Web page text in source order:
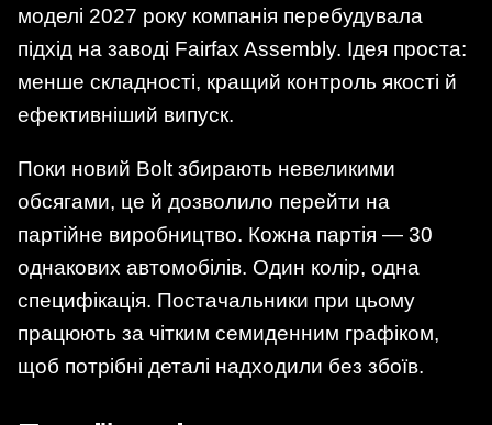
моделі 2027 року компанія перебудувала
підхід на заводі Fairfax Assembly. Ідея проста:
менше складності, кращий контроль якості й
ефективніший випуск.
Поки новий Bolt збирають невеликими
обсягами, це й дозволило перейти на
партійне виробництво. Кожна партія — 30
однакових автомобілів. Один колір, одна
специфікація. Постачальники при цьому
працюють за чітким семиденним графіком,
щоб потрібні деталі надходили без збоїв.